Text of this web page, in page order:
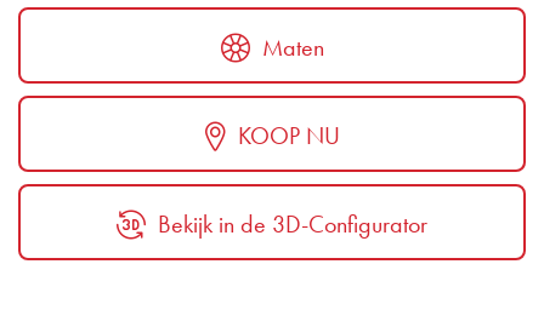
Maten
KOOP NU
Bekijk in de 3D-Configurator